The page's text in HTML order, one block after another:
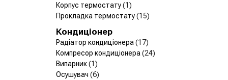
Корпус термостату(1)
Прокладка термостату(15)
Кондиціонер
Радіатор кондиціонера (17)
Компресор кондиціонера (24)
Випарник(1)
Осушувач (6)